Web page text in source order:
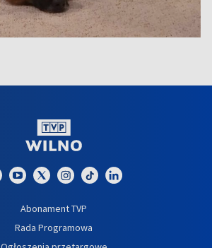
Abonament TVP
Rada Programowa